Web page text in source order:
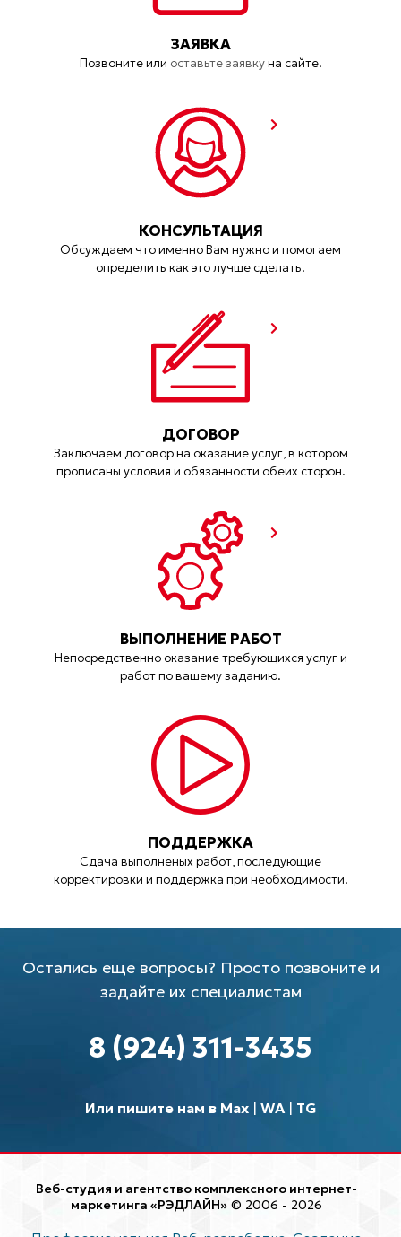
ЗАЯВКА
Позвоните или оставьте заявкуна сайте.
КОНСУЛЬТАЦИЯ
Обсуждаем что именно Вам нужно и помогаем
определить как это лучше сделать!
ДОГОВОР
Заключаем договор на оказание услуг, в котором
прописаны условия и обязанности обеих сторон.
ВЫПОЛНЕНИЕ РАБОТ
Непосредственно оказание требующихся услуг и
работ по вашему заданию.
ПОДДЕРЖКА
Сдача выполненых работ, последующие
корректировки и поддержка при необходимости.
Остались еще вопросы? Просто позвоните и
задайте их специалистам
8 (924) 311-3435
Или пишите нам в Max| WA| TG
Веб-студия и агентство комплексного интернет-
маркетинга «РЭДЛАЙН» © 2006 - 2026